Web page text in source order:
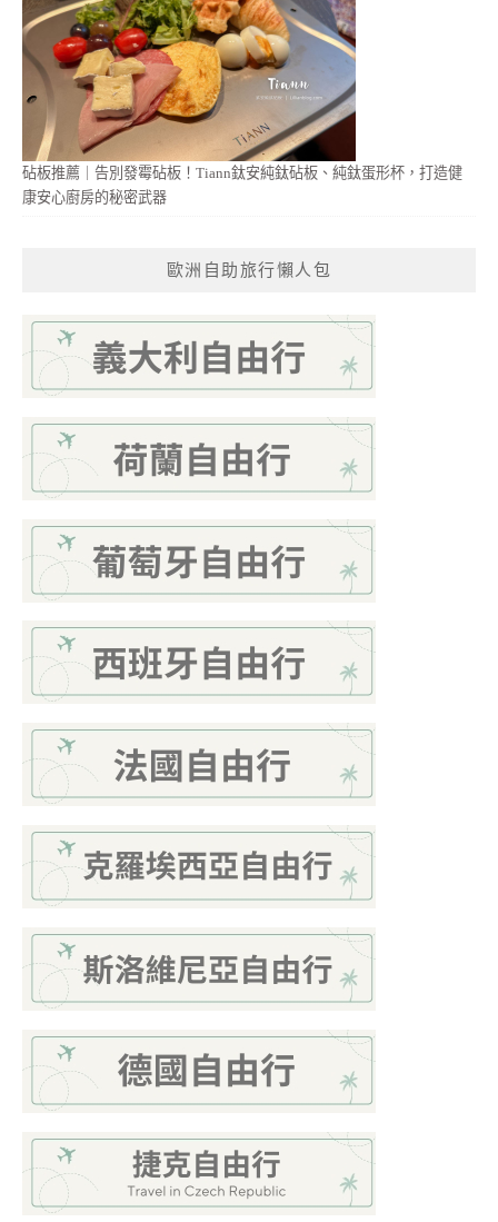
砧板推薦｜告別發霉砧板！Tiann鈦安純鈦砧板、純鈦蛋形杯，打造健
康安心廚房的秘密武器
歐洲自助旅行懶人包